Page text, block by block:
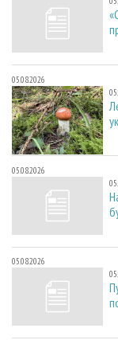
05.08.2026
05.08.2026
05.08.2026